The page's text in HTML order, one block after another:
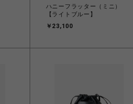
ハニーフラッター（ミニ）
【ライトブルー】
￥23,100